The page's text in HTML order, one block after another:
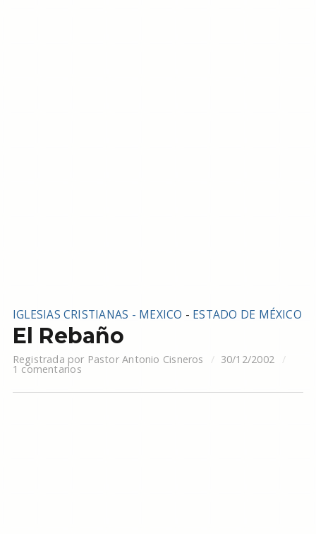
IGLESIAS CRISTIANAS - MEXICO - ESTADO DE MÉXICO
El Rebaño
Registrada por Pastor Antonio Cisneros 30/12/2002
1 comentarios